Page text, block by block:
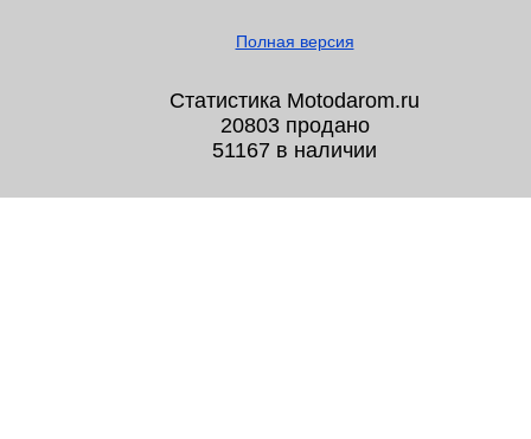
Полная версия
Статистика Motodarom.ru
20803 продано
51167 в наличии